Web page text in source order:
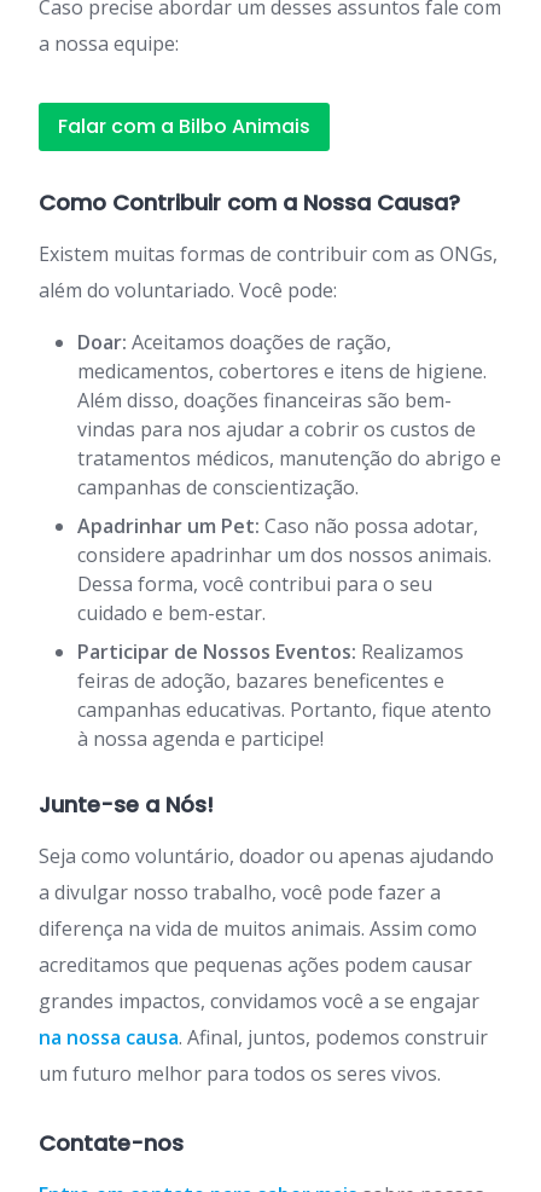
Caso precise abordar um desses assuntos fale com
a nossa equipe:
Falar com a Bilbo Animais
Como Contribuir com a Nossa Causa?
Existem muitas formas de contribuir com as ONGs,
além do voluntariado. Você pode:
Doar: Aceitamos doações de ração,
medicamentos, cobertores e itens de higiene.
Além disso, doações financeiras são bem-
vindas para nos ajudar a cobrir os custos de
tratamentos médicos, manutenção do abrigo e
campanhas de conscientização.
Apadrinhar um Pet: Caso não possa adotar,
considere apadrinhar um dos nossos animais.
Dessa forma, você contribui para o seu
cuidado e bem-estar.
Participar de Nossos Eventos: Realizamos
feiras de adoção, bazares beneficentes e
campanhas educativas. Portanto, fique atento
à nossa agenda e participe!
Junte-se a Nós!
Seja como voluntário, doador ou apenas ajudando
a divulgar nosso trabalho, você pode fazer a
diferença na vida de muitos animais. Assim como
acreditamos que pequenas ações podem causar
grandes impactos, convidamos você a se engajar
na nossa causa. Afinal, juntos, podemos construir
um futuro melhor para todos os seres vivos.
Contate-nos